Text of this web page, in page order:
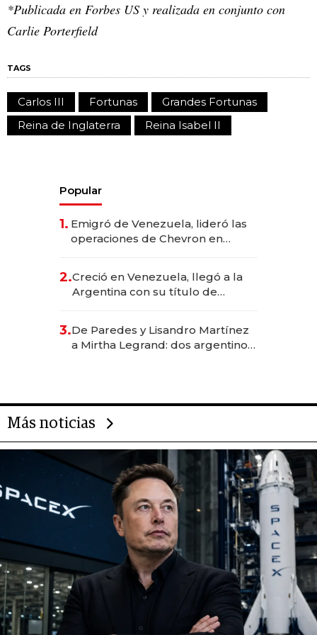
*Publicada en Forbes US y realizada en conjunto con
Carlie Porterfield
TAGS
Carlos III Fortunas
Grandes Fortunas
Reina de Inglaterra
Reina Isabel II
Popular
1. Emigró de Venezuela, lideró las
operaciones de Chevron en
2.Creció en Venezuela, llegó a la
Argentina con su título de
las marcas "fast premium"
3.De Paredes y Lisandro Martínez
a Mirtha Legrand: dos argentinos
Más noticias